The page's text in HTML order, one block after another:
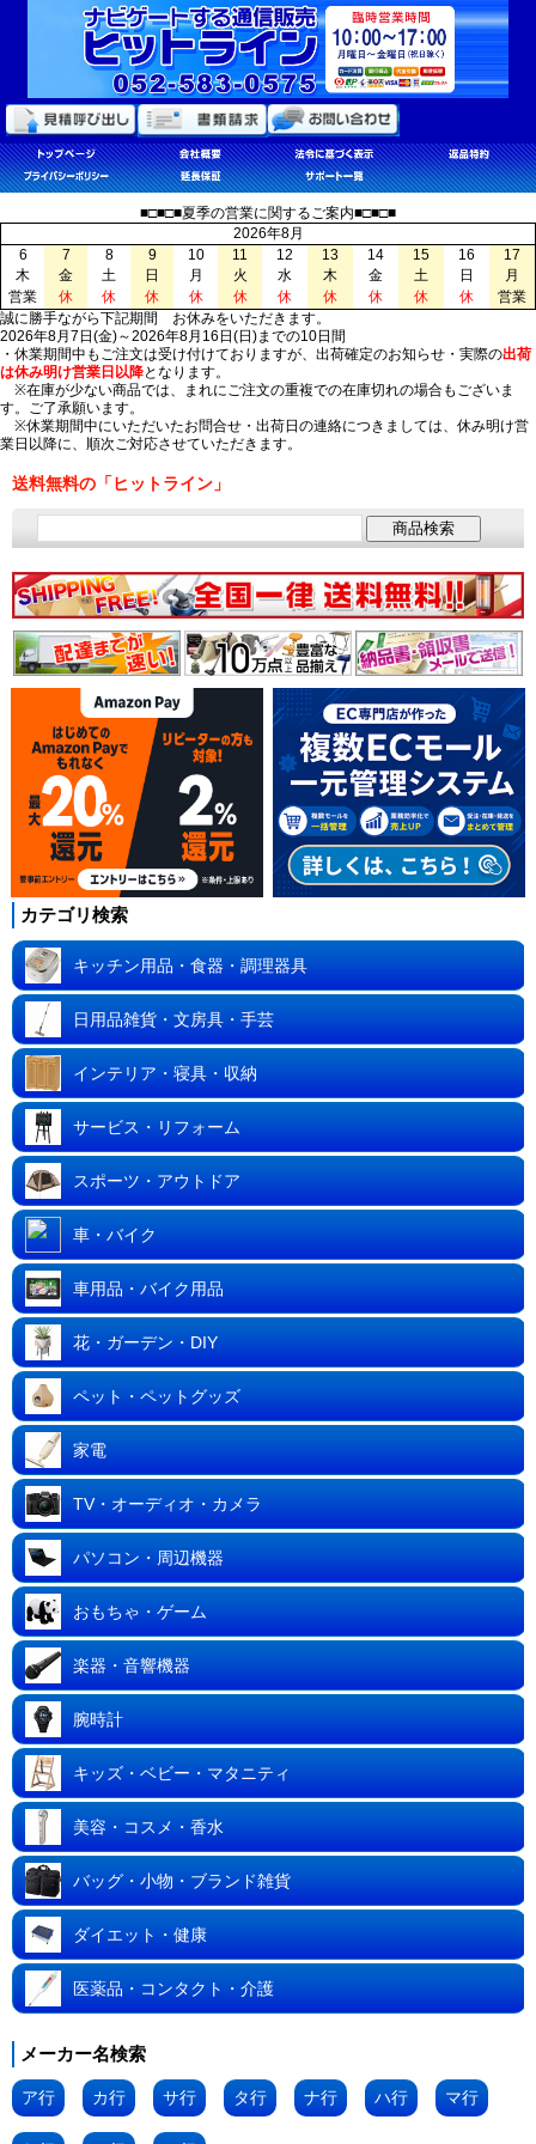
■□■□■夏季の営業に関するご案内■□■□■
2026年8月
6
7 8 9 10 11 12 13 14 15 16
17
木
金 土 日 月 火 水 木 金 土 日
月
営業
休 休 休 休 休 休 休 休 休 休
営業
誠に勝手ながら下記期間 お休みをいただきます。
2026年8月7日(金)～2026年8月16日(日)までの10日間
・休業期間中もご注文は受け付けておりますが、出荷確定のお知らせ・実際の出荷
は休み明け営業日以降となります。
※在庫が少ない商品では、まれにご注文の重複での在庫切れの場合もございま
す。ご了承願います。
※休業期間中にいただいたお問合せ・出荷日の連絡につきましては、休み明け営
業日以降に、順次ご対応させていただきます。
送料無料の「ヒットライン」
カテゴリ検索
キッチン用品・食器・調理器具
日用品雑貨・文房具・手芸
インテリア・寝具・収納
サービス・リフォーム
スポーツ・アウトドア
車・バイク
車用品・バイク用品
花・ガーデン・DIY
ペット・ペットグッズ
家電
TV・オーディオ・カメラ
パソコン・周辺機器
おもちゃ・ゲーム
楽器・音響機器
腕時計
キッズ・ベビー・マタニティ
美容・コスメ・香水
バッグ・小物・ブランド雑貨
ダイエット・健康
医薬品・コンタクト・介護
メーカー名検索
ア行 カ行 サ行 タ行 ナ行 ハ行 マ行